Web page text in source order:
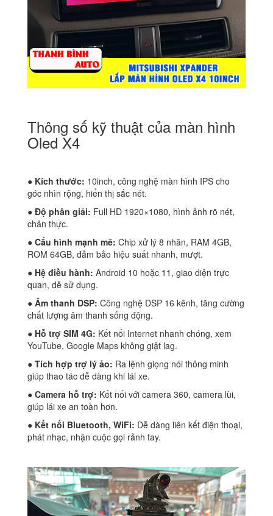
Thông số kỹ thuật của màn hình
Oled X4
● Kích thước: 10inch, công nghệ màn hình IPS cho
góc nhìn rộng, hiển thị sắc nét.
● Độ phân giải: Full HD 1920×1080, hình ảnh rõ nét,
chân thực.
● Cấu hình mạnh mẽ: Chip xử lý 8 nhân, RAM 4GB,
ROM 64GB, đảm bảo hiệu suất nhanh, mượt.
● Hệ điều hành: Android 10 hoặc 11, giao diện trực
quan, dễ sử dụng.
● Âm thanh DSP: Công nghệ DSP 16 kênh, tăng cường
chất lượng âm thanh sống động.
● Hỗ trợ SIM 4G: Kết nối Internet nhanh chóng, xem
YouTube, Google Maps không giật lag.
● Tích hợp trợ lý ảo: Ra lệnh giọng nói thông minh
giúp thao tác dễ dàng khi lái xe.
● Camera hỗ trợ: Kết nối với camera 360, camera lùi,
giúp lái xe an toàn hơn.
● Kết nối Bluetooth, WiFi: Dễ dàng liên kết điện thoại,
phát nhạc, nhận cuộc gọi rảnh tay.